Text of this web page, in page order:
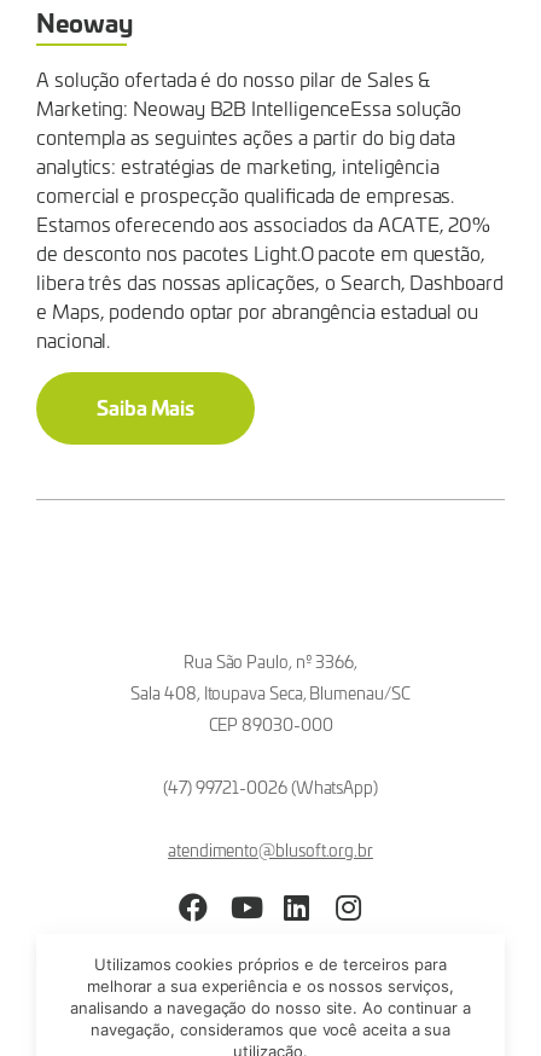
Neoway
A solução ofertada é do nosso pilar de Sales &
Marketing: Neoway B2B IntelligenceEssa solução
contempla as seguintes ações a partir do big data
analytics: estratégias de marketing, inteligência
comercial e prospecção qualificada de empresas.
Estamos oferecendo aos associados da ACATE, 20%
de desconto nos pacotes Light.O pacote em questão,
libera três das nossas aplicações, o Search, Dashboard
e Maps, podendo optar por abrangência estadual ou
nacional.
Saiba Mais
Rua São Paulo, nº 3366,
Sala 408, Itoupava Seca, Blumenau/SC
CEP 89030-000
(47) 99721-0026 (WhatsApp)
atendimento@blusoft.org.br
Utilizamos cookies próprios e de terceiros para
melhorar a sua experiência e os nossos serviços,
analisando a navegação do nosso site. Ao continuar a
navegação, consideramos que você aceita a sua
utilização.